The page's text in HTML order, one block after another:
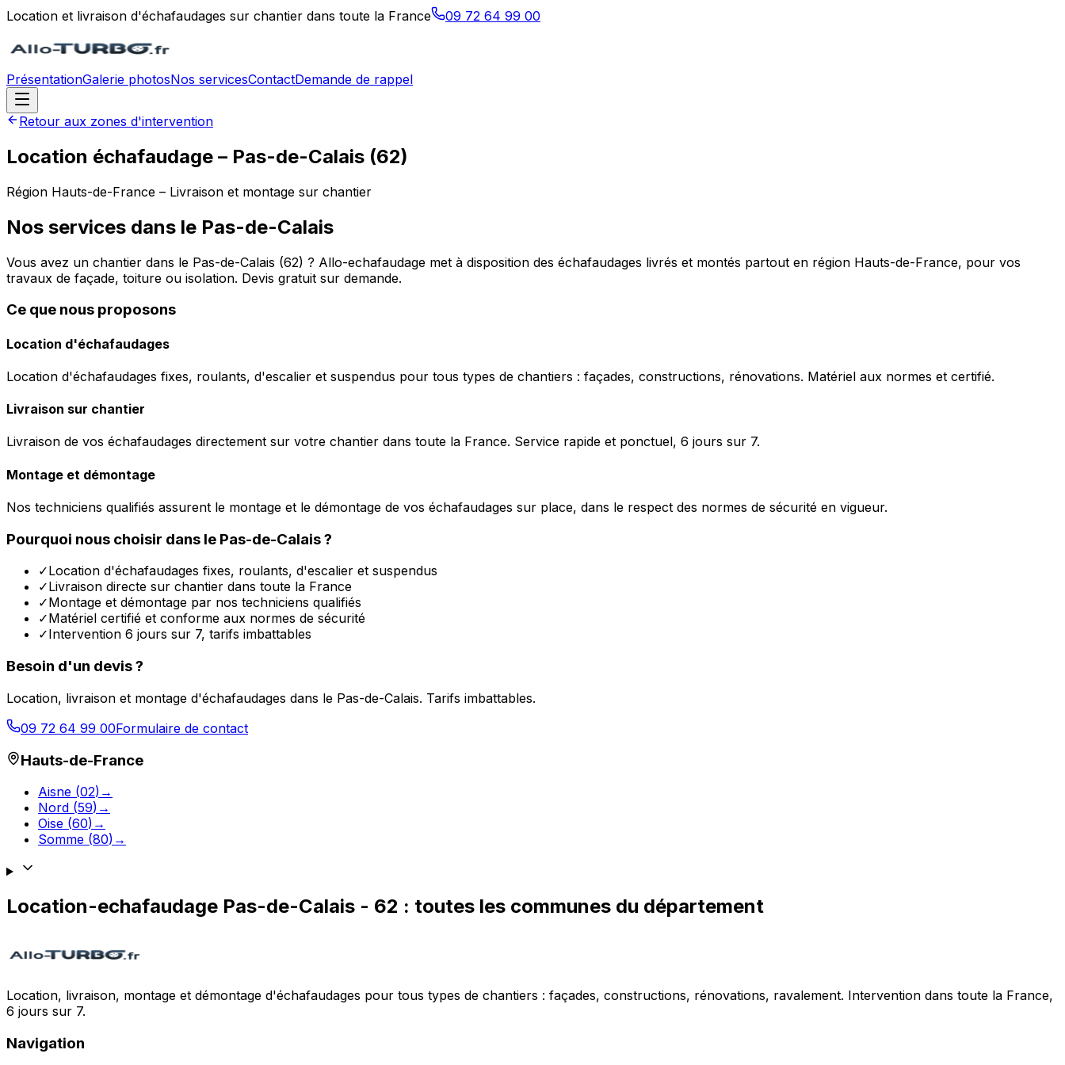
Location et livraison d'échafaudages sur chantier dans toute la France 09 72 64 99 00
PrésentationGalerie photosNos servicesContactDemande de rappel
Retour aux zones d'intervention
Location échafaudage – Pas-de-Calais (62)
Région Hauts-de-France – Livraison et montage sur chantier
Nos services dans le Pas-de-Calais
Vous avez un chantier dans le Pas-de-Calais (62) ? Allo-echafaudage met à disposition des échafaudages livrés et montés partout en région Hauts-de-France, pour vos
travaux de façade, toiture ou isolation. Devis gratuit sur demande.
Ce que nous proposons
Location d'échafaudages
Location d'échafaudages fixes, roulants, d'escalier et suspendus pour tous types de chantiers : façades, constructions, rénovations. Matériel aux normes et certifié.
Livraison sur chantier
Livraison de vos échafaudages directement sur votre chantier dans toute la France. Service rapide et ponctuel, 6 jours sur 7.
Montage et démontage
Nos techniciens qualifiés assurent le montage et le démontage de vos échafaudages sur place, dans le respect des normes de sécurité en vigueur.
Pourquoi nous choisir dans le Pas-de-Calais?
✓Location d'échafaudages fixes, roulants, d'escalier et suspendus
✓Livraison directe sur chantier dans toute la France
✓Montage et démontage par nos techniciens qualifiés
✓Matériel certifié et conforme aux normes de sécurité
✓Intervention 6 jours sur 7, tarifs imbattables
Besoin d'un devis ?
Location, livraison et montage d'échafaudages dans le Pas-de-Calais. Tarifs imbattables.
09 72 64 99 00Formulaire de contact
Hauts-de-France
Aisne (02) →
Nord (59) →
Oise (60) →
Somme (80) →
Location-echafaudage Pas-de-Calais - 62 : toutes les communes du département
Location, livraison, montage et démontage d'échafaudages pour tous types de chantiers : façades, constructions, rénovations, ravalement. Intervention dans toute la France,
6 jours sur 7.
Navigation